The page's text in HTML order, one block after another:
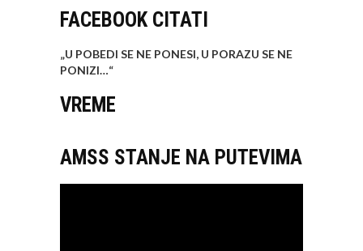
FACEBOOK CITATI
„U POBEDI SE NE PONESI, U PORAZU SE NE
PONIZI…“
VREME
AMSS STANJE NA PUTEVIMA